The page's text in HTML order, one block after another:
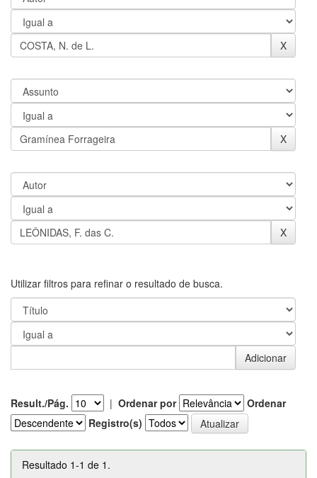
Utilizar filtros para refinar o resultado de busca.
Result./Pág. | Ordenar por
Ordenar
Registro(s)
Resultado 1-1 de 1.